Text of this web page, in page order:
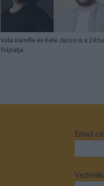
Vida Kamilla és Kele János is a
folytatja
Email